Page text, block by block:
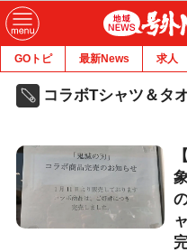
GOトピ 最新News 求人
コラボTシャツ＆タ